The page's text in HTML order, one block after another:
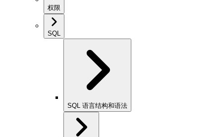
权限
SQL
SQL 语言结构和语法